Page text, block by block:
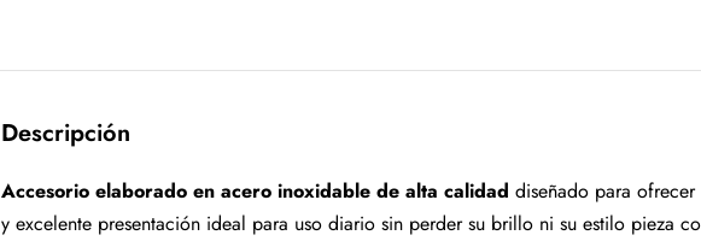
Descripción
Accesorio elaborado en acero inoxidable de alta calidad diseñado para
y excelente presentación ideal para uso diario sin perder su brillo ni su estilo pieza